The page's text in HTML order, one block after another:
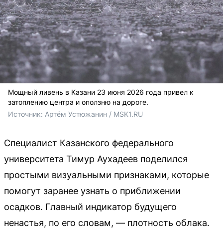
Мощный ливень в Казани 23 июня 2026 года привел к
затоплению центра и оползню на дороге.
Источник: Артём Устюжанин / MSK1.RU
Специалист Казанского федерального
университета Тимур Аухадеев поделился
простыми визуальными признаками, которые
помогут заранее узнать о приближении
осадков. Главный индикатор будущего
ненастья, по его словам, — плотность облака.